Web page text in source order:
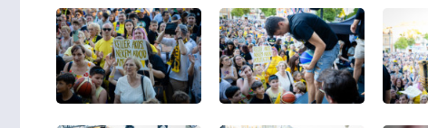
Park -2026 Május 31. (Vasárnap) 15:00
utca 9. -2026 Augusztus